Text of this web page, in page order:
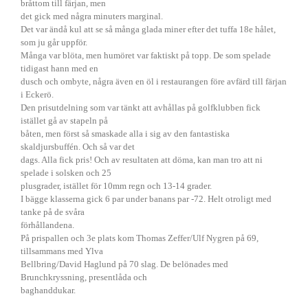
bråttom till färjan, men
det gick med några minuters marginal.
Det var ändå kul att se så många glada miner efter det tuffa 18e hålet,
som ju går uppför.
Många var blöta, men humöret var faktiskt på topp. De som spelade
tidigast hann med en
dusch och ombyte, några även en öl i restaurangen före avfärd till färjan
i Eckerö.
Den prisutdelning som var tänkt att avhållas på golfklubben fick
istället gå av stapeln på
båten, men först så smaskade alla i sig av den fantastiska
skaldjursbuffén. Och så var det
dags. Alla fick pris! Och av resultaten att döma, kan man tro att ni
spelade i solsken och 25
plusgrader, istället för 10mm regn och 13-14 grader.
I bägge klasserna gick 6 par under banans par -72. Helt otroligt med
tanke på de svåra
förhållandena.
På prispallen och 3e plats kom Thomas Zeffer/Ulf Nygren på 69,
tillsammans med Ylva
Bellbring/David Haglund på 70 slag. De belönades med
Brunchkryssning, presentlåda och
baghanddukar.